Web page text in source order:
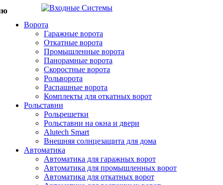
Ворота
Гаражные ворота
Откатные ворота
Промышленные ворота
Панорамные ворота
Скоростные ворота
Рольворота
Распашные ворота
Комплекты для откатных ворот
Рольставни
Рольрешетки
Рольставни на окна и двери
Alutech Smart
Внешняя солнцезащита для дома
Автоматика
Автоматика для гаражных ворот
Автоматика для промышленных ворот
Автоматика для откатных ворот